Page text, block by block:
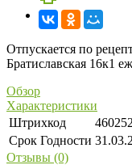
Отпускается по
Братиславская 16к1
Обзор
Характеристики
Штрихкод
Срок Годности
Отзывы (0)